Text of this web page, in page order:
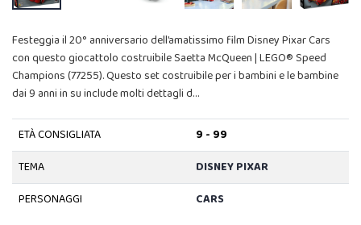
Festeggia il 20° anniversario dell’amatissimo film Disney Pixar Cars
con questo giocattolo costruibile Saetta McQueen | LEGO® Speed
Champions (77255). Questo set costruibile per i bambini e le bambine
dai 9 anni in su include molti dettagli d…
ETÀ CONSIGLIATA
9 - 99
TEMA
DISNEY PIXAR
PERSONAGGI
CARS